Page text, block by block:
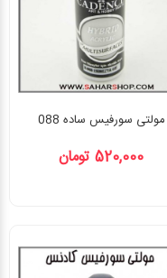
مولتی سورفیس ساده 088
520,000 تومان